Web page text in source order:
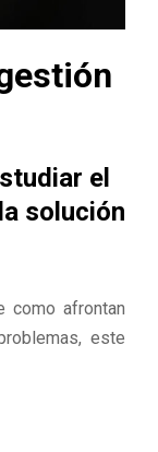
el
solución
como afrontan
este